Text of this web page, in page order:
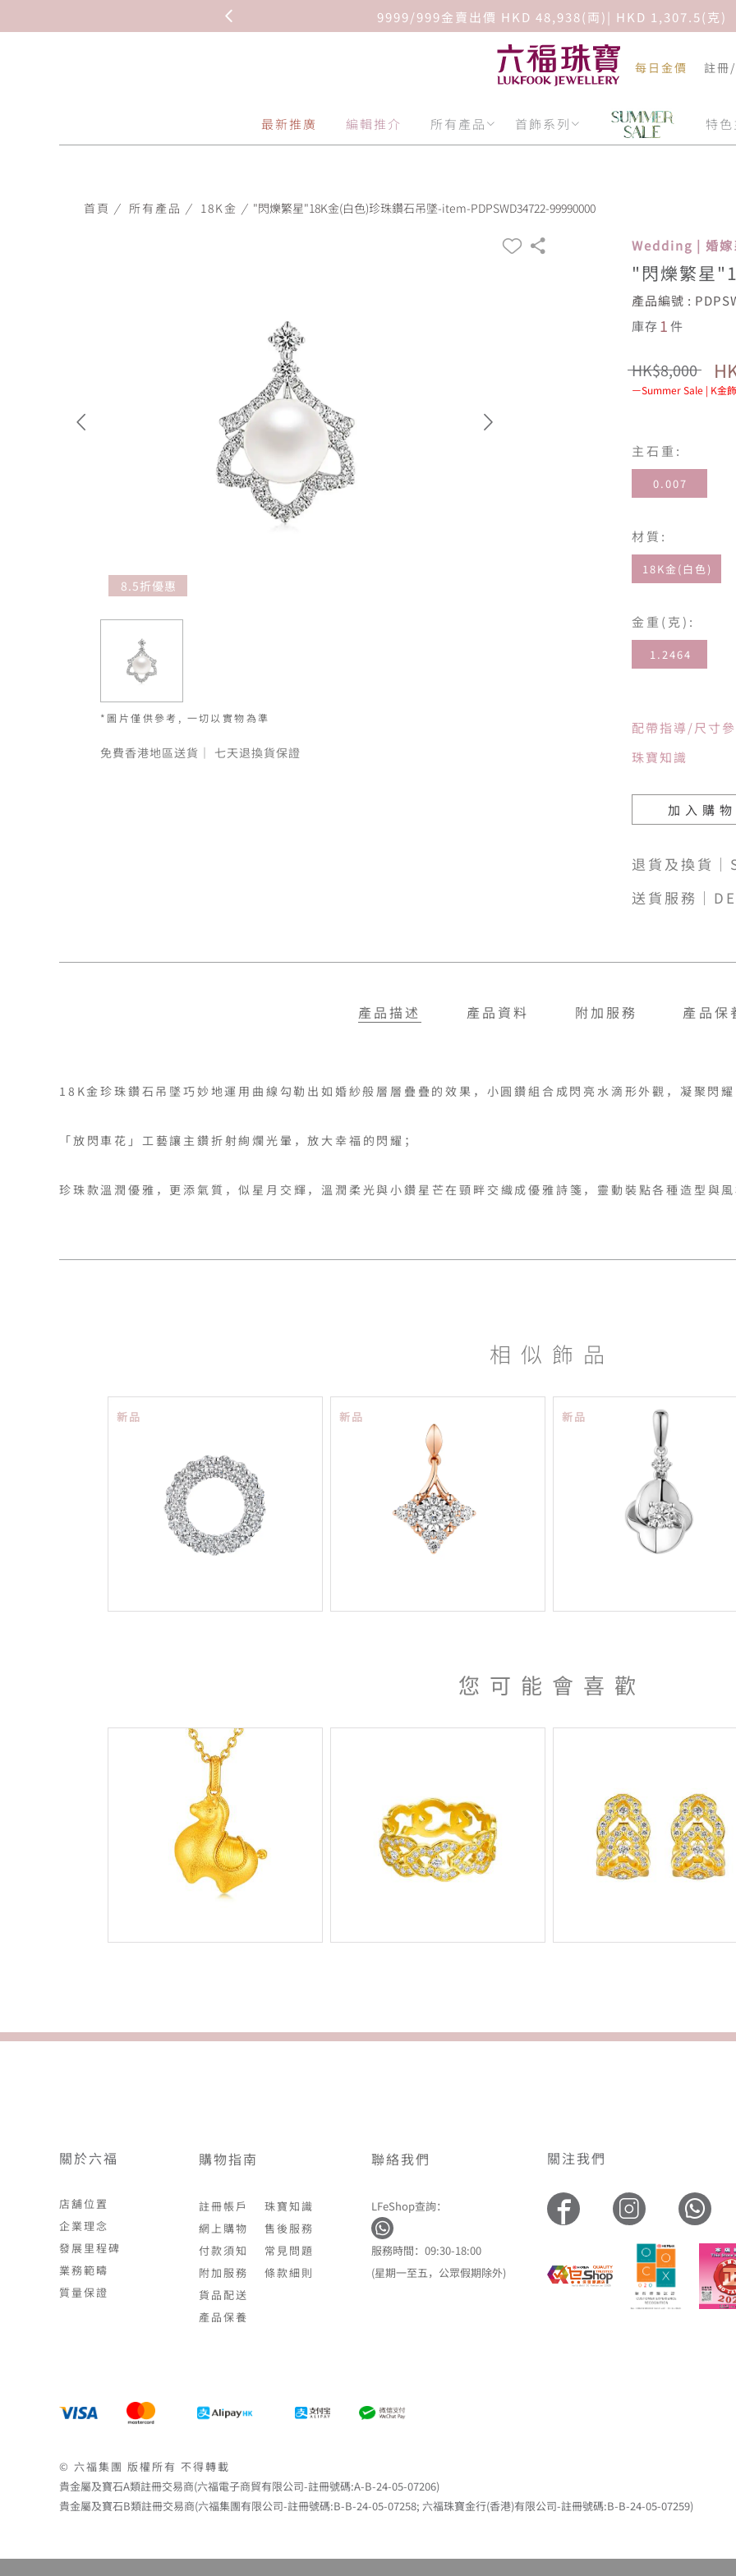
9999/999金賣出價 HKD 48,938(両)| HKD 1,307.5(克)
每日金價 註冊
最新推廣 編輯推介 所有產品 首飾系列 特
首頁 / 所有產品 / 18K金 / "閃爍繁星"18K金(白色)珍珠鑽石吊墜-item-PDPSWD34722-99990000
8.5折優惠
*圖片僅供參考, 一切以實物為準
免費香港地區送貨｜ 七天退換貨保證
Wedding | 婚嫁
"閃爍繁星
產品編號 :
庫存1件
HK$8,000
Summer Sale | K金
主石重:
0.007
材質:
18K金(白色)
金重(克):
1.2464
配帶指導/尺寸
珠寶知識
加入購
退貨及換貨
送貨服務｜
產品描述 產品資料 附加服務 產品保
18K金珍珠鑽石吊墜巧妙地運用曲線勾勒出如婚紗般層層疊疊的效果，小圓鑽組合成閃亮水滴形外觀，凝聚閃
「放閃車花」工藝讓主鑽折射絢爛光暈，放大幸福的閃耀；
珍珠款溫潤優雅，更添氣質，似星月交輝，溫潤柔光與小鑽星芒在頸畔交織成優雅詩箋，靈動裝點各種造型與
相似飾品
新品 新品 新品
您可能會喜歡
關於六福
店舖位置
企業理念
發展里程碑
業務範疇
質量保證
購物指南
註冊帳戶
網上購物
付款須知
附加服務
貨品配送
產品保養
珠寶知識
售後服務
常見問題
條款細則
聯絡我們
LFeShop查詢：
服務時間：09:30-18:00
(星期一至五，公眾假期除外)
關注我們
© 六福集團 版權所有 不得轉載
貴金屬及寶石A類註冊交易商(六福電子商貿有限公司-註冊號碼:A-B-24-05-07206)
貴金屬及寶石B類註冊交易商(六福集團有限公司-註冊號碼:B-B-24-05-07258; 六福珠寶金行(香港)有限公司-註冊號碼:B-B-24-05-07259)